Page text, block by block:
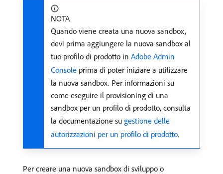
NOTA
Quando viene creata una nuova sandbox,
devi prima aggiungere la nuova sandbox al
tuo profilo di prodotto in Adobe Admin
Console prima di poter iniziare a utilizzare
la nuova sandbox. Per informazioni su
come eseguire il provisioning di una
sandbox per un profilo di prodotto, consulta
la documentazione su gestione delle
autorizzazioni per un profilo di prodotto.
Per creare una nuova sandbox di sviluppo o